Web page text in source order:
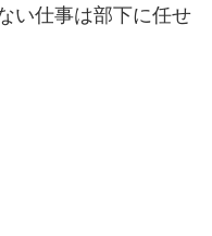
い仕事は部下に任せ